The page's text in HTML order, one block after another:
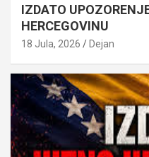
IZDATO
HERCEGOVINU
18 Jula, 2026 Dejan